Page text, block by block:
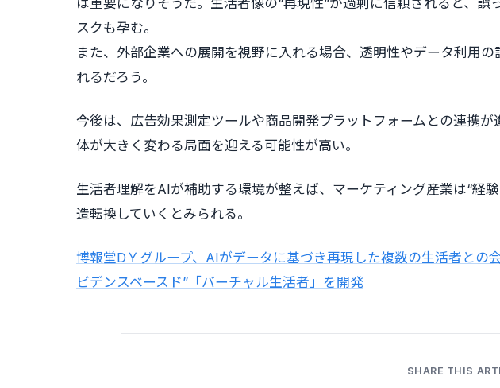
は重要になりそうだ。生活者像の“再現性”が過剰に信頼されると、誤
スクも孕む。
また、外部企業への展開を視野に入れる場合、透明性やデータ利用
れるだろう。
今後は、広告効果測定ツールや商品開発プラットフォームとの連携が
体が大きく変わる局面を迎える可能性が高い。
生活者理解をAIが補助する環境が整えば、マーケティング産業は“経
造転換していくとみられる。
博報堂DＹグループ、AIがデータに基づき再現した複数の生活者との
ビデンスベースド”「バーチャル生活者」を開発
SHARE THIS